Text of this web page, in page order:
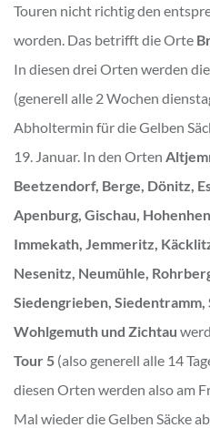
Touren nicht richtig den
worden. Das betrifft die Orte
In diesen drei Orten werden
(generell alle 2 Wochen
Abholtermin für die Gelben
19. Januar. In den Orten
Beetzendorf, Berge, Dönitz,
Apenburg, Gischau,
Immekath, Jemmeritz,
Nesenitz, Neumühle,
Siedengrieben, Siedentramm,
Wohlgemuth und Zichtau
Tour 5 (also generell alle 14
diesen Orten werden also am
Mal wieder die Gelben Säcke